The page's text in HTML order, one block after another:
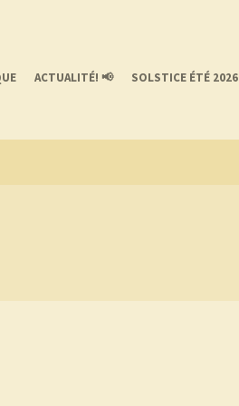
ACTUALITÉ! 📢 SOLSTICE ÉTÉ 2026